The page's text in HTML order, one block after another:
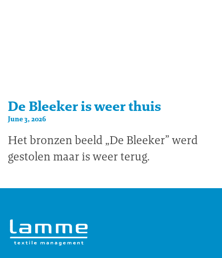
De Bleeker is weer thuis
June 3, 2026
Het bronzen beeld „De Bleeker” werd
gestolen maar is weer terug.